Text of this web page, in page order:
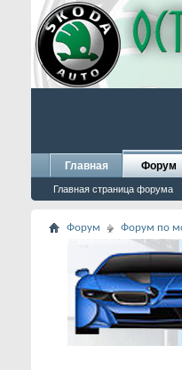
Главная Форум
Главная страница форума
Форум Форум по